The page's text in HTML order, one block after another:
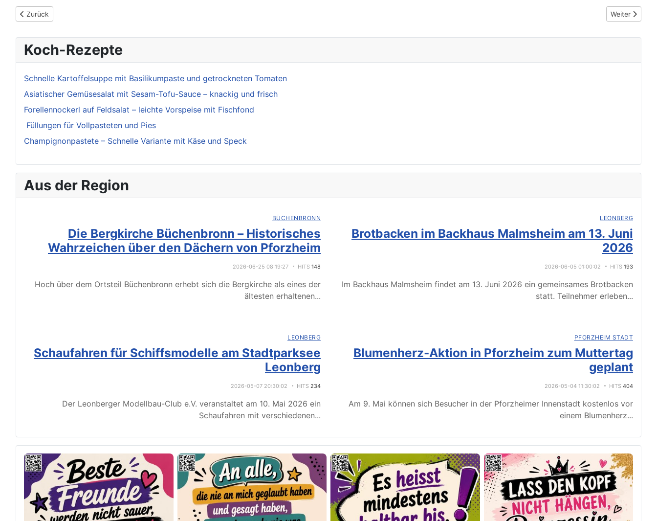
Vorheriger Beitrag: POL-LB: Magstadt: Einbruch in Gaststätte
Zurück Nächster
Weiter
Koch-Rezepte
Schnelle Kartoffelsuppe mit Basilikumpaste und getrockneten Tomaten
Asiatischer Gemüsesalat mit Sesam-Tofu-Sauce – knackig und frisch
Forellennockerl auf Feldsalat – leichte Vorspeise mit Fischfond
Füllungen für Vollpasteten und Pies
Champignonpastete – Schnelle Variante mit Käse und Speck
Aus der Region
BÜCHENBRONN
Die Bergkirche Büchenbronn – Historisches
Wahrzeichen über den Dächern von Pforzheim
2026-06-25 08:19:27 HITS 148
Hoch über dem Ortsteil Büchenbronn erhebt sich die Bergkirche als eines der
ältesten erhaltenen...
LEONBERG
Brotbacken im Backhaus Malmsheim am 13. Juni
2026
2026-06-05 01:00:02 HITS 193
Im Backhaus Malmsheim findet am 13. Juni 2026 ein gemeinsames Brotbacken
statt. Teilnehmer erleben...
LEONBERG
Schaufahren für Schiffsmodelle am Stadtparksee
Leonberg
2026-05-07 20:30:02 HITS 234
Der Leonberger Modellbau-Club e.V. veranstaltet am 10. Mai 2026 ein
Schaufahren mit verschiedenen...
PFORZHEIM STADT
Blumenherz-Aktion in Pforzheim zum Muttertag
geplant
2026-05-04 11:30:02 HITS 404
Am 9. Mai können sich Besucher in der Pforzheimer Innenstadt kostenlos vor
einem Blumenherz...